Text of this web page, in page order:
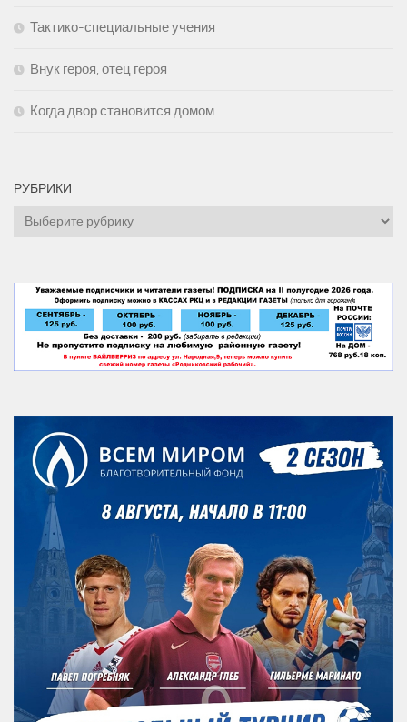
Тактико-специальные учения
Внук героя, отец героя
Когда двор становится домом
РУБРИКИ
Рубрики